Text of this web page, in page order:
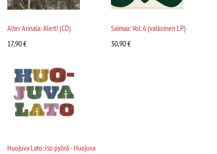
Alter Annala: Alert! (CD)
17,90€
Saimaa: Vol. 6 (valkoinen LP)
30,90€
Huojuva Lato: Iso pyörä - Huojuva